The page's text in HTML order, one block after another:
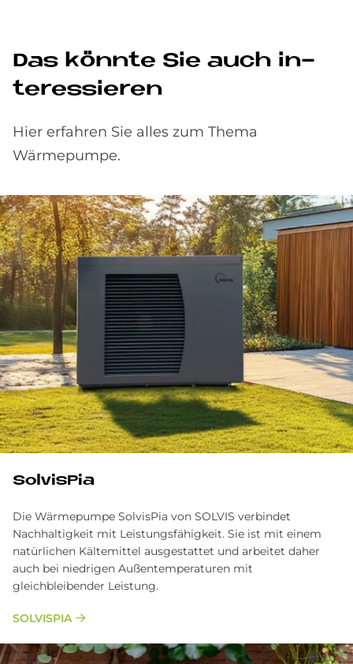
Das könn­te Sie auch in­
ter­es­sie­ren
Hier erfahren Sie alles zum Thema
Wärmepumpe.
SolvisPia
Die Wärmepumpe SolvisPia von SOLVIS verbindet
Nachhaltigkeit mit Leistungsfähigkeit. Sie ist mit einem
natürlichen Kältemittel ausgestattet und arbeitet daher
auch bei niedrigen Außentemperaturen mit
gleichbleibender Leistung.
SOLVISPIA